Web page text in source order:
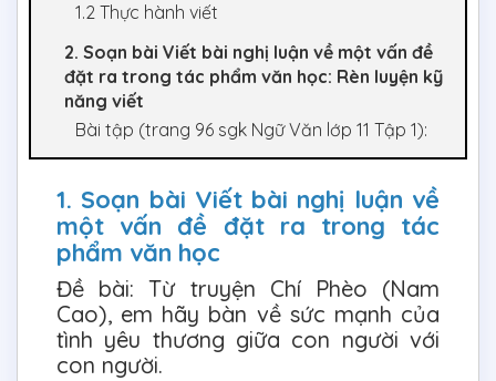
1.2 Thực hành viết
2. Soạn bài Viết bài nghị luận về một vấn đề
đặt ra trong tác phẩm văn học: Rèn luyện kỹ
năng viết
Bài tập (trang 96 sgk Ngữ Văn lớp 11 Tập 1):
1. Soạn bài Viết bài nghị luận về
một vấn đề đặt ra trong tác
phẩm văn học
Đề bài: Từ truyện Chí Phèo (Nam
Cao), em hãy bàn về sức mạnh của
tình yêu thương giữa con người với
con người.